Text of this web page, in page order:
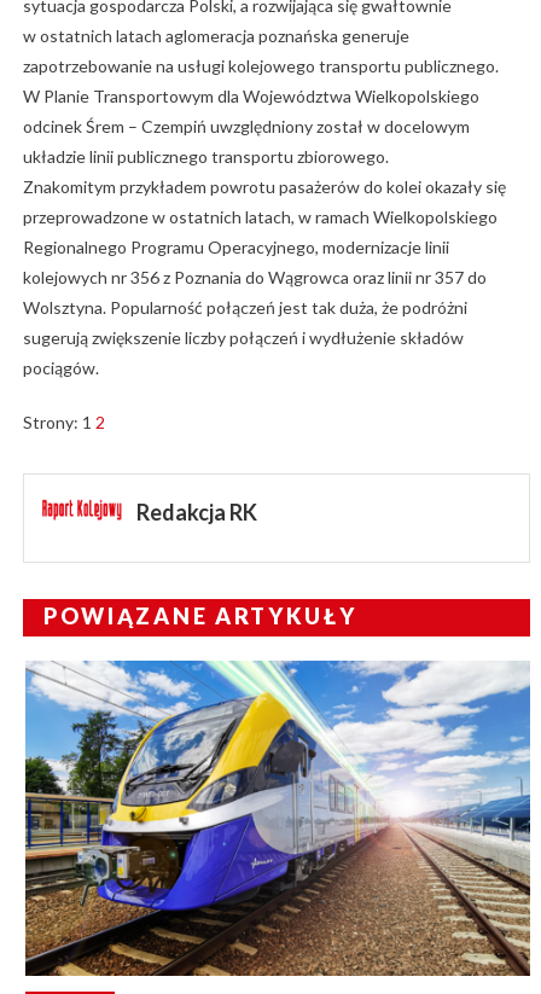
sytuacja gospodarcza Polski, a rozwijająca się gwałtownie
w ostatnich latach aglomeracja poznańska generuje
zapotrzebowanie na usługi kolejowego transportu publicznego.
W Planie Transportowym dla Województwa Wielkopolskiego
odcinek Śrem – Czempiń uwzględniony został w docelowym
układzie linii publicznego transportu zbiorowego.
Znakomitym przykładem powrotu pasażerów do kolei okazały się
przeprowadzone w ostatnich latach, w ramach Wielkopolskiego
Regionalnego Programu Operacyjnego, modernizacje linii
kolejowych nr 356 z Poznania do Wągrowca oraz linii nr 357 do
Wolsztyna. Popularność połączeń jest tak duża, że podróżni
sugerują zwiększenie liczby połączeń i wydłużenie składów
pociągów.
Strony: 1 2
Redakcja RK
POWIĄZANE ARTYKUŁY